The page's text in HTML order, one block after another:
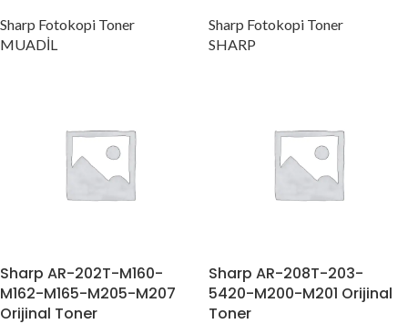
Sharp Fotokopi Toner
MUADİL
Sharp Fotokopi Toner
SHARP
Sharp AR-202T-M160-
M162-M165-M205-M207
Orijinal Toner
Sharp AR-208T-203-
5420-M200-M201 Orijinal
Toner